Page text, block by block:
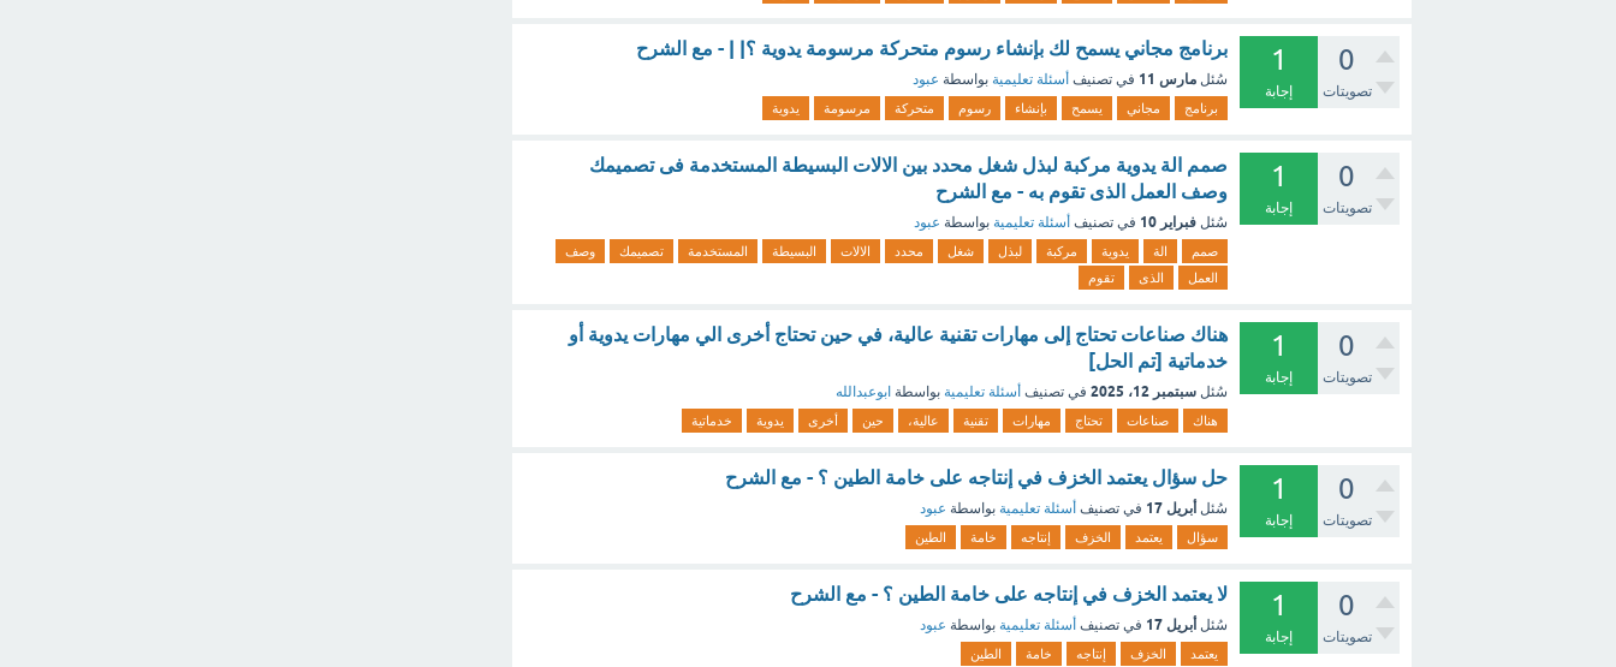
0
تصويتات
1
إجابة
برنامج مجاني يسمح لك بإنشاء رسوم متحركة مرسومة يدوية ؟| | - مع الشرح
سُئل مارس 11 في تصنيف أسئلة تعليمية بواسطة عبود
برنامج مجاني يسمح بإنشاء رسوم متحركة مرسومة يدوية
0
تصويتات
1
إجابة
صمم الة يدوية مركبة لبذل شغل محدد بين الالات البسيطة المستخدمة فى تصميمك
وصف العمل الذى تقوم به - مع الشرح
سُئل فبراير 10 في تصنيف أسئلة تعليمية بواسطة عبود
صمم الة يدوية مركبة لبذل شغل محدد الالات البسيطة المستخدمة تصميمك
وصف
العمل
الذى تقوم
0
تصويتات
1
إجابة
هناك صناعات تحتاج إلى مهارات تقنية عالية، في حين تحتاج أخرى الي مهارات يدوية أو
خدماتية [تم الحل]
سُئل سبتمبر 12، 2025 في تصنيف أسئلة تعليمية بواسطة ابوعبدالله
هناك صناعات تحتاج مهارات تقنية عالية، حين أخرى يدوية خدماتية
0
تصويتات
1
إجابة
حل سؤال يعتمد الخزف في إنتاجه على خامة الطين ؟ - مع الشرح
سُئل أبريل 17 في تصنيف أسئلة تعليمية بواسطة عبود
سؤال يعتمد الخزف إنتاجه خامة الطين
0
تصويتات
1
إجابة
لا يعتمد الخزف في إنتاجه على خامة الطين ؟ - مع الشرح
سُئل أبريل 17 في تصنيف أسئلة تعليمية بواسطة عبود
يعتمد الخزف إنتاجه خامة الطين